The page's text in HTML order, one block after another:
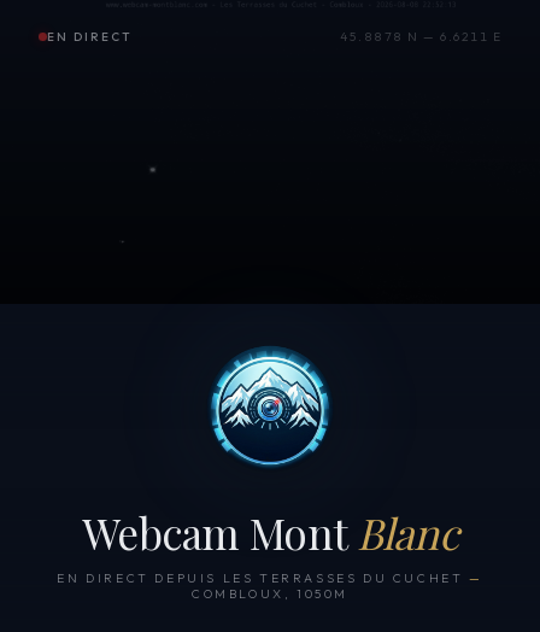
EN DIRECT 45.8878 N — 6.6211 E
Webcam Mont Blanc
EN DIRECT DEPUIS LES TERRASSES DU CUCHET —
COMBLOUX, 1050M